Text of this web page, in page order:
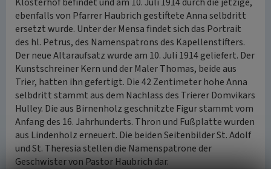
ebenfalls von Pfarrer Haubrich gestiftete Anna selbdritt
ersetzt wurde. Unter der Mensa findet sich das Portrait
des hl. Petrus, des Namenspatrons des Kapellenstifters.
Der neue Altaraufsatz wurde am 10. Juli 1914 geliefert. Der
Kunstschreiner Kern und der Maler Thomas, beide aus
Trier, hatten ihn gefertigt. Die 42 Zentimeter hohe Anna
selbdritt stammt aus dem Nachlass des Trierer Domvikars
Hulley. Die aus Birnenholz geschnitzte Figur stammt vom
Anfang des 16. Jahrhunderts. Thron und Fußplatte wurden
aus Lindenholz erneuert. Die beiden Seitenbilder St. Adolf
und St. Theresia stellen die Namenspatrone der
Geschwister von Pastor Haubrich dar.